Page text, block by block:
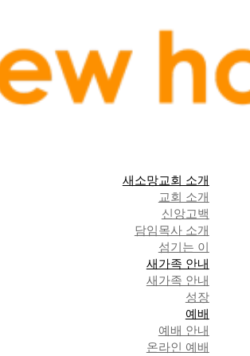
새소망교회 소개
교회 소개
신앙고백
담임목사 소개
섬기는 이
새가족 안내
새가족 안내
성장
예배
예배 안내
온라인 예배